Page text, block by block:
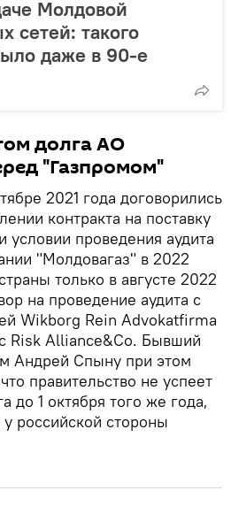
Молдовой
сетей: такого
даже в 90-е
долга АО
"Газпромом"
2021 года договорились
контракта на поставку
условии проведения аудита
"Молдовагаз" в 2022
только в августе 2022
на проведение аудита с
Wikborg Rein Advokatfirma
Risk Alliance&Co. Бывший
Андрей Спыну при этом
правительство не успеет
до 1 октября того же года,
российской стороны